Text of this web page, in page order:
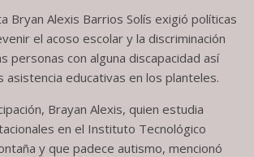
Bryan Alexis Barrios Solís exigió políticas
el acoso escolar y la discriminación
personas con alguna discapacidad así
asistencia educativas en los planteles.
Brayan Alexis, quien estudia
en el Instituto Tecnológico
y que padece autismo, mencionó